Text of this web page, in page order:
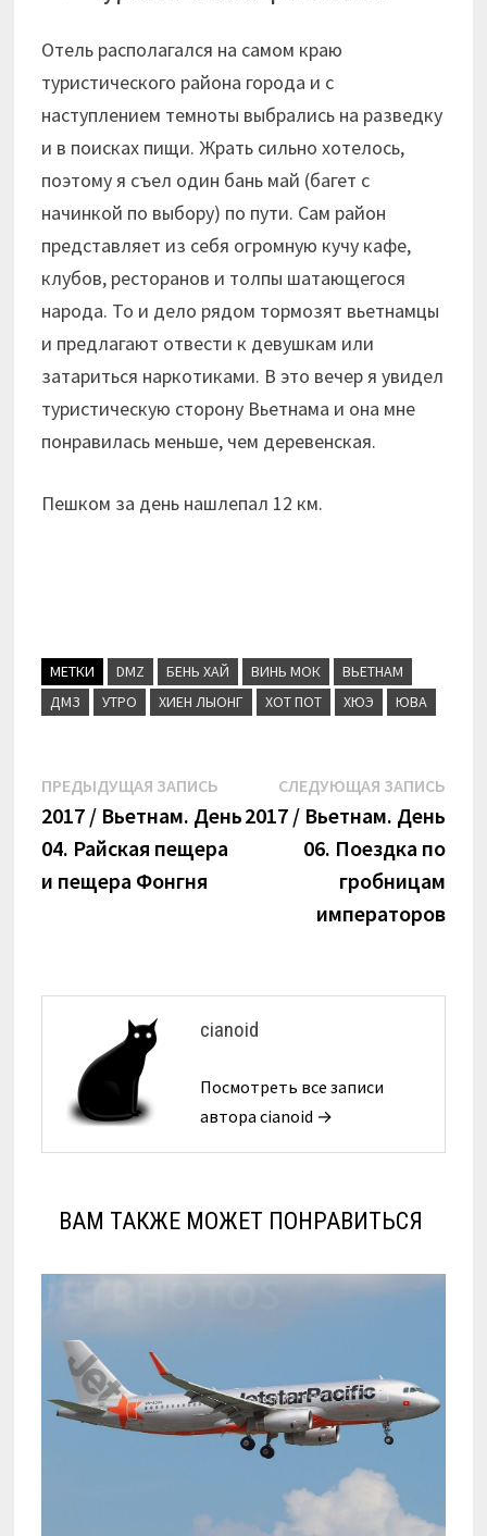
Отель располагался на самом краю
туристического района города и с
наступлением темноты выбрались на разведку
и в поисках пищи. Жрать сильно хотелось,
поэтому я съел один бань май (багет с
начинкой по выбору) по пути. Сам район
представляет из себя огромную кучу кафе,
клубов, ресторанов и толпы шатающегося
народа. То и дело рядом тормозят вьетнамцы
и предлагают отвести к девушкам или
затариться наркотиками. В это вечер я увидел
туристическую сторону Вьетнама и она мне
понравилась меньше, чем деревенская.
Пешком за день нашлепал 12 км.
МЕТКИ DMZ БЕНЬ ХАЙ ВИНЬ МОК
ВЬЕТНАМ
ДМЗ
УТРО ХИЕН ЛЫОНГ ХОТ ПОТ ХЮЭ ЮВА
Навигация
по
записям
ПРЕДЫДУЩАЯ ЗАПИСЬПредыдущая
запись:
2017 / Вьетнам. День
04. Райская пещера
и пещера Фонгня
СЛЕДУЮЩАЯ ЗАПИСЬ
2017 / Вьетнам. День
06. Поездка по
гробницам
императоров
cianoid
Посмотреть все записи
автора cianoid →
ВАМ ТАКЖЕ МОЖЕТ ПОНРАВИТЬСЯ